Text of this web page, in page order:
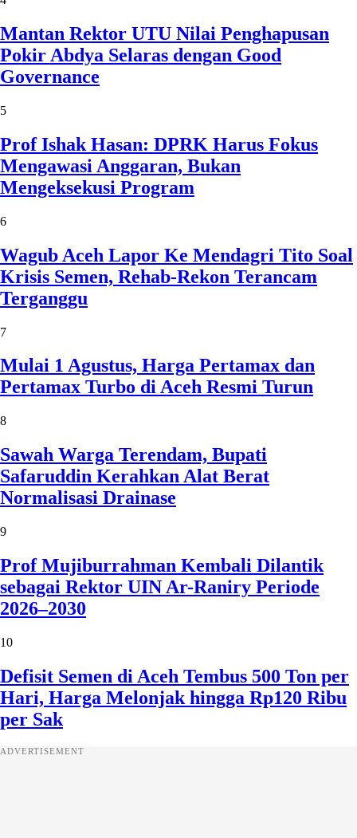
Mantan Rektor UTU Nilai Penghapusan
Pokir Abdya Selaras dengan Good
Governance
5
Prof Ishak Hasan: DPRK Harus Fokus
Mengawasi Anggaran, Bukan
Mengeksekusi Program
6
Wagub Aceh Lapor Ke Mendagri Tito Soal
Krisis Semen, Rehab-Rekon Terancam
Terganggu
7
Mulai 1 Agustus, Harga Pertamax dan
Pertamax Turbo di Aceh Resmi Turun
8
Sawah Warga Terendam, Bupati
Safaruddin Kerahkan Alat Berat
Normalisasi Drainase
9
Prof Mujiburrahman Kembali Dilantik
sebagai Rektor UIN Ar-Raniry Periode
2026–2030
10
Defisit Semen di Aceh Tembus 500 Ton per
Hari, Harga Melonjak hingga Rp120 Ribu
per Sak
ADVERTISEMENT